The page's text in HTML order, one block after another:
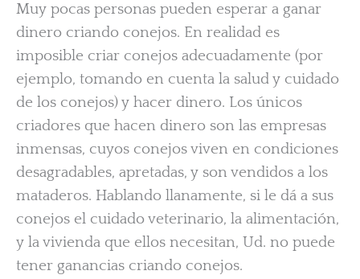
Muy pocas personas pueden esperar a ganar
dinero criando conejos. En realidad es
imposible criar conejos adecuadamente (por
ejemplo, tomando en cuenta la salud y cuidado
de los conejos) y hacer dinero. Los únicos
criadores que hacen dinero son las empresas
inmensas, cuyos conejos viven en condiciones
desagradables, apretadas, y son vendidos a los
mataderos. Hablando llanamente, si le dá a sus
conejos el cuidado veterinario, la alimentación,
y la vivienda que ellos necesitan, Ud. no puede
tener ganancias criando conejos.